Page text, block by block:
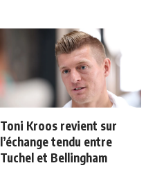
Toni Kroos revient sur
l’échange tendu entre
Tuchel et Bellingham